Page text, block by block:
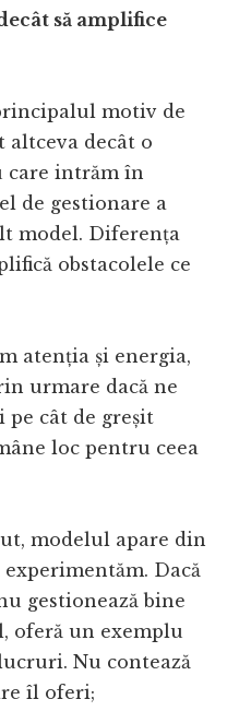
să amplifice
motiv de
decât o
care intrăm în
de gestionare a
model. Diferența
obstacolele ce
atenția și energia,
urmare dacă ne
pe cât de greșit
loc pentru ceea
modelul apare din
experimentăm. Dacă
gestionează bine
oferă un exemplu
Nu contează
îl oferi;